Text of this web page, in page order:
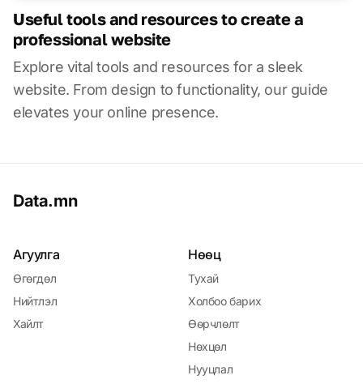
Useful tools and resources to create a
professional website
Explore vital tools and resources for a sleek
website. From design to functionality, our guide
elevates your online presence.
Data.mn
Агуулга
Өгөгдөл
Нийтлэл
Хайлт
Нөөц
Тухай
Холбоо барих
Өөрчлөлт
Нөхцөл
Нууцлал